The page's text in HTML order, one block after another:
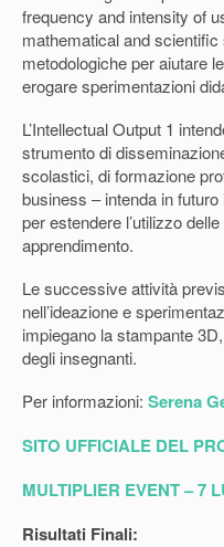
frequency and intensity of
mathematical and scientific
metodologiche per aiutare
erogare sperimentazioni
L’Intellectual Output 1
strumento di
scolastici, di formazione
business – intenda in
per estendere l’utilizzo
apprendimento.
Le successive attività
nell’ideazione e
impiegano la stampante
degli insegnanti.
Per informazioni: Serena
SITO UFFICIALE DEL
MULTIPLIER EVENT – 7
Risultati Finali: